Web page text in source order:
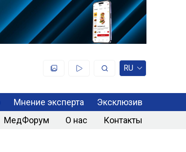
RU
Мнение эксперта
Эксклюзив
МедФорум О нас Контакты